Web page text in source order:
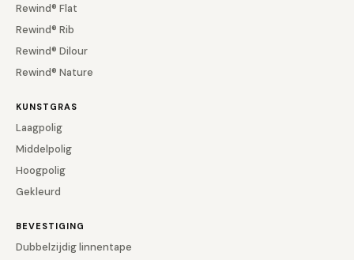
Rewind® Flat
Rewind® Rib
Rewind® Dilour
Rewind® Nature
KUNSTGRAS
Laagpolig
Middelpolig
Hoogpolig
Gekleurd
BEVESTIGING
Dubbelzijdig linnentape